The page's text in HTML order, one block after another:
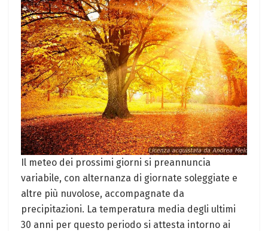
Il meteo dei prossimi giorni si preannuncia
variabile, con alternanza di giornate soleggiate e
altre più nuvolose, accompagnate da
precipitazioni. La temperatura media degli ultimi
30 anni per questo periodo si attesta intorno ai